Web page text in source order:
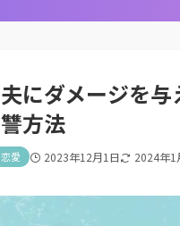
夫にダメージを
讐方法
恋愛 2023年12月1日 2024年1